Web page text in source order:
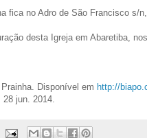
fica no Adro de São Francisco s/
desta Igreja em Abaretiba,
Disponível em http://
28 jun. 2014.